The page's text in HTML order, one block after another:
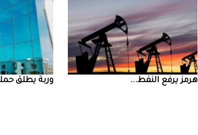
‮‬هرمز‮‬‭ ‬يرفع‭ ‬النفط‭ ... ‮‬وربة‮‬‭ ‬يطلق‭ ‬حملة‭ ...